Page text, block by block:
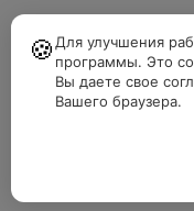
🍪 Для улучшения
программы. Это
Вы даете свое
Вашего браузера.